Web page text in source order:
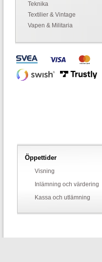
Teknika
Textilier & Vintage
Vapen & Militaria
Öppettider
Visning
Inlämning och värdering
Kassa och utlämning